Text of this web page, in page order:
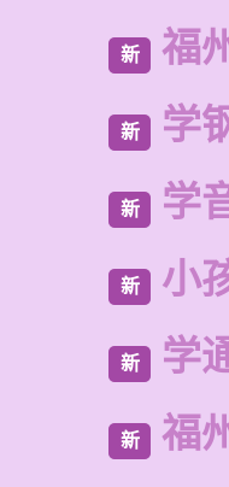
新 福
新 学
新 学
新 小
新 学
新 福